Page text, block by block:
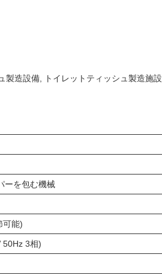
製造設備, トイレットティッシュ製造施設
ーを包む機械
可能)
50Hz 3相)